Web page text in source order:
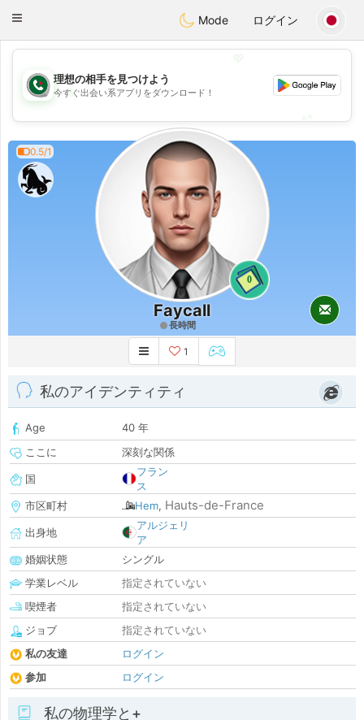
Weshrak
Toggle
Mode ログイン
💖
💕
理想の相手を見つけよう
今すぐ出会い系アプリをダウンロード！
0.5/1
0
Faycall
長時間
1
私のアイデンティティ
Age
40 年
ここに
深刻な関係
国
フラン
ス
市区町村
Hem, Hauts-de-France
出身地
アルジェリ
ア
婚姻状態
シングル
学業レベル
指定されていない
喫煙者
指定されていない
ジョブ
指定されていない
私の友達
ログイン
参加
ログイン
私の物理学と+